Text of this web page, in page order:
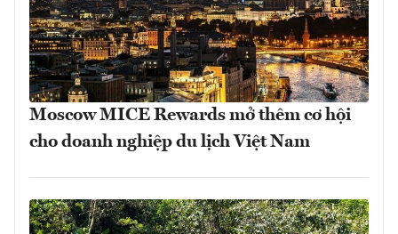
Moscow MICE Rewards mở thêm cơ hội
cho doanh nghiệp du lịch Việt Nam